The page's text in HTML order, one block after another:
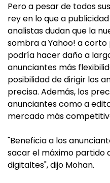
Pero a pesar de todos
rey en lo que a
analistas dudan que la
sombra a Yahoo! a
podría hacer daño a
anunciantes más
posibilidad de dirigir los
precisa. Además, los
anunciantes como a
mercado más
"Beneficia a los
sacar el máximo partido
digitaltes", dijo Mohan.